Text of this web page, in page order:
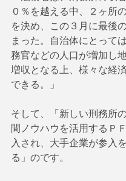
０％を越える中、２ヶ所
を決め、この３月に最後
まった。自治体にとって
務官などの人口が増加し
増収となる上、様々な経
できる。」
そして、「新しい刑務所
間ノウハウを活用するＰ
入され、大手企業が参入
る」のです。